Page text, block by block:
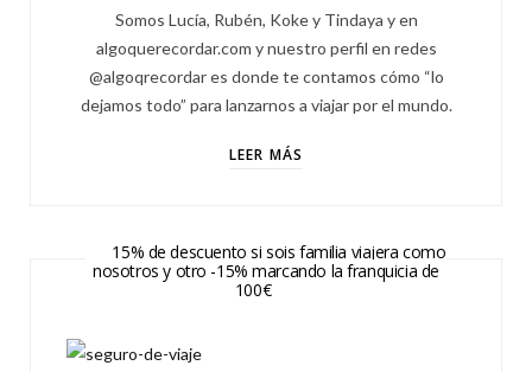
Somos Lucía, Rubén, Koke y Tindaya y en
algoquerecordar.com y nuestro perfil en redes
@algoqrecordar es donde te contamos cómo “lo
dejamos todo” para lanzarnos a viajar por el mundo.
LEER MÁS
15% de descuento si sois familia viajera como
nosotros y otro -15% marcando la franquicia de
100€